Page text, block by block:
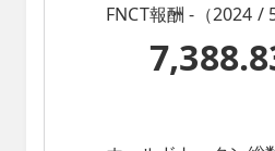
FNCT報酬 -（2024 / 5